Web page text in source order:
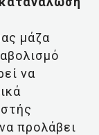
μάζα
να
προλάβει